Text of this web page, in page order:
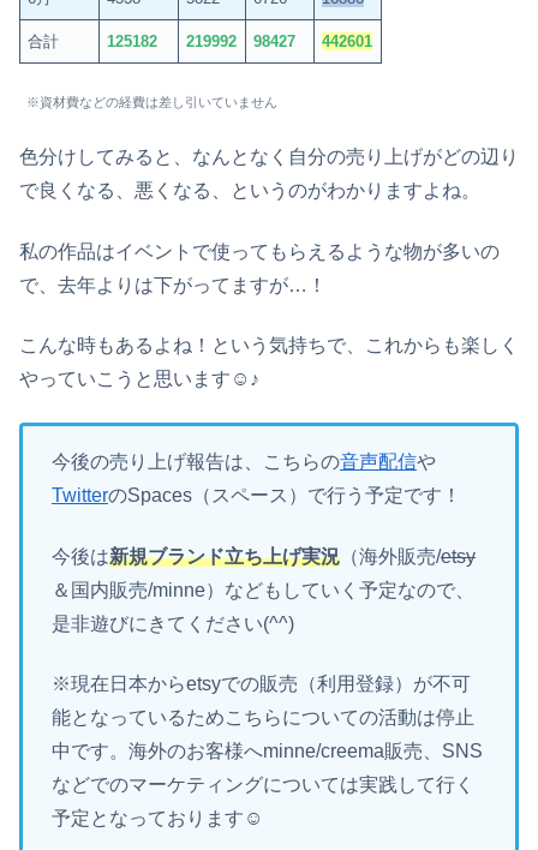
合計 125182 219992 98427 442601
※資材費などの経費は差し引いていません
色分けしてみると、なんとなく自分の売り上げがどの辺り
で良くなる、悪くなる、というのがわかりますよね。
私の作品はイベントで使ってもらえるような物が多いの
で、去年よりは下がってますが…！
こんな時もあるよね！という気持ちで、これからも楽しく
やっていこうと思います☺♪
今後の売り上げ報告は、こちらの音声配信や
TwitterのSpaces（スペース）で行う予定です！
今後は新規ブランド立ち上げ実況 （海外販売/etsy
＆国内販売/minne）などもしていく予定なので、
是非遊びにきてください(^^)
※現在日本からetsyでの販売（利用登録）が不可
能となっているためこちらについての活動は停止
中です。海外のお客様へminne/creema販売、SNS
などでのマーケティングについては実践して行く
予定となっております☺